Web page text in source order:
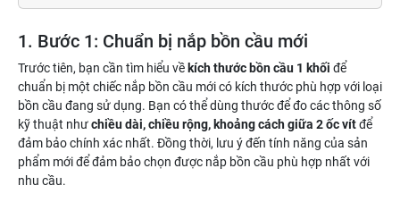
1. Bước 1: Chuẩn bị nắp bồn cầu mới
Trước tiên, bạn cần tìm hiểu về kích thước bồn cầu 1 khối để
chuẩn bị một chiếc nắp bồn cầu mới có kích thước phù hợp với loại
bồn cầu đang sử dụng. Bạn có thể dùng thước để đo các thông số
kỹ thuật nhưchiều dài, chiều rộng, khoảng cách giữa 2 ốc vítđể
đảm bảo chính xác nhất. Đồng thời, lưu ý đến tính năng của sản
phẩm mới để đảm bảo chọn được nắp bồn cầu phù hợp nhất với
nhu cầu.